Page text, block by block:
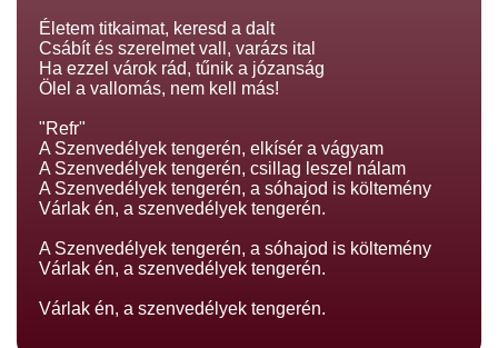
Életem titkaimat, keresd a dalt
Csábít és szerelmet vall, varázs ital
Ha ezzel várok rád, tűnik a józanság
Ölel a vallomás, nem kell más!
"Refr"
A Szenvedélyek tengerén, elkísér a vágyam
A Szenvedélyek tengerén, csillag leszel nálam
A Szenvedélyek tengerén, a sóhajod is költemény
Várlak én, a szenvedélyek tengerén.
A Szenvedélyek tengerén, a sóhajod is költemény
Várlak én, a szenvedélyek tengerén.
Várlak én, a szenvedélyek tengerén.